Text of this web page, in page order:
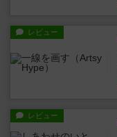
レビュー
レビュー